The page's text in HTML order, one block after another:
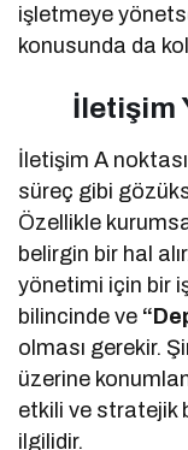
işletmeye
konusunda da
İletişim
İletişim A
süreç gibi
Özellikle
belirgin bir hal
yönetimi için bir
bilincinde ve
olması gerekir.
üzerine
etkili ve stratejik
ilgilidir.